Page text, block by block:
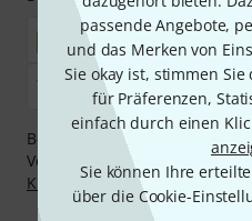
passende Angebote,
und das Merken von
Sie okay ist, stimmen
für Präferenzen,
einfach durch einen
Sie können Ihre
über die Cookie-
Bezahlen Sie vertraulich und
Vorkasse, PayPal, Amazon
Klarna Ratenzahlungoder